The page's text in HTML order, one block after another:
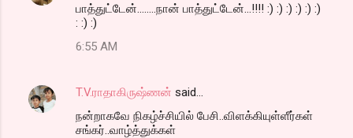
பாத்துட்டேன்........நான் பாத்துட்டேன்...!!!! :) :) :) :) :) :)
: :) :)
6:55 AM
T.V.ராதாகிருஷ்ணன் said…
நன்றாகவே நிகழ்ச்சியில் பேசி..விளக்கியுள்ளீர்கள்
சங்கர்..வாழ்த்துக்கள்